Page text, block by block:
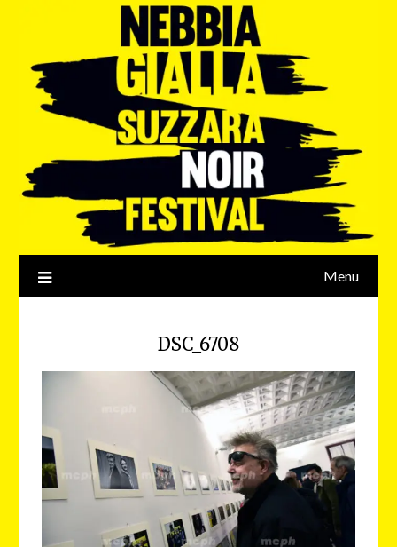
Menu
DSC_6708